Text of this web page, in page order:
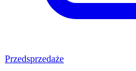
Przedsprzedaże